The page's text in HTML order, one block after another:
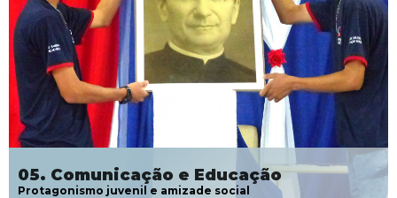
05. Comunicação e Educação
Protagonismo juvenil e amizade social